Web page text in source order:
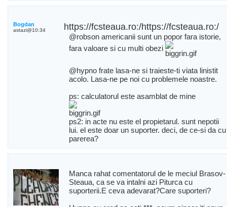
Bogdan
astazi@10:34 https://fcsteaua.ro:/https://fcsteaua.ro:/
@robson americanii sunt un popor fara istorie,
fara valoare si cu multi obezi
@hypno frate lasa-ne si traieste-ti viata linistit
acolo. Lasa-ne pe noi cu problemele noastre.
ps: calculatorul este asamblat de mine
ps2: in acte nu este el propietarul. sunt nepotii
lui. el este doar un suporter. deci, de ce-si da cu
parerea?
Manca rahat comentatorul de le meciul Brasov-
Steaua, ca se va intalni azi Piturca cu
suporterii.E ceva adevarat?Care suporteri?